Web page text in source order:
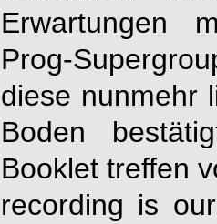
Erwartungen
Prog-
diese nunmehr
Boden
Booklet treffen
recording is